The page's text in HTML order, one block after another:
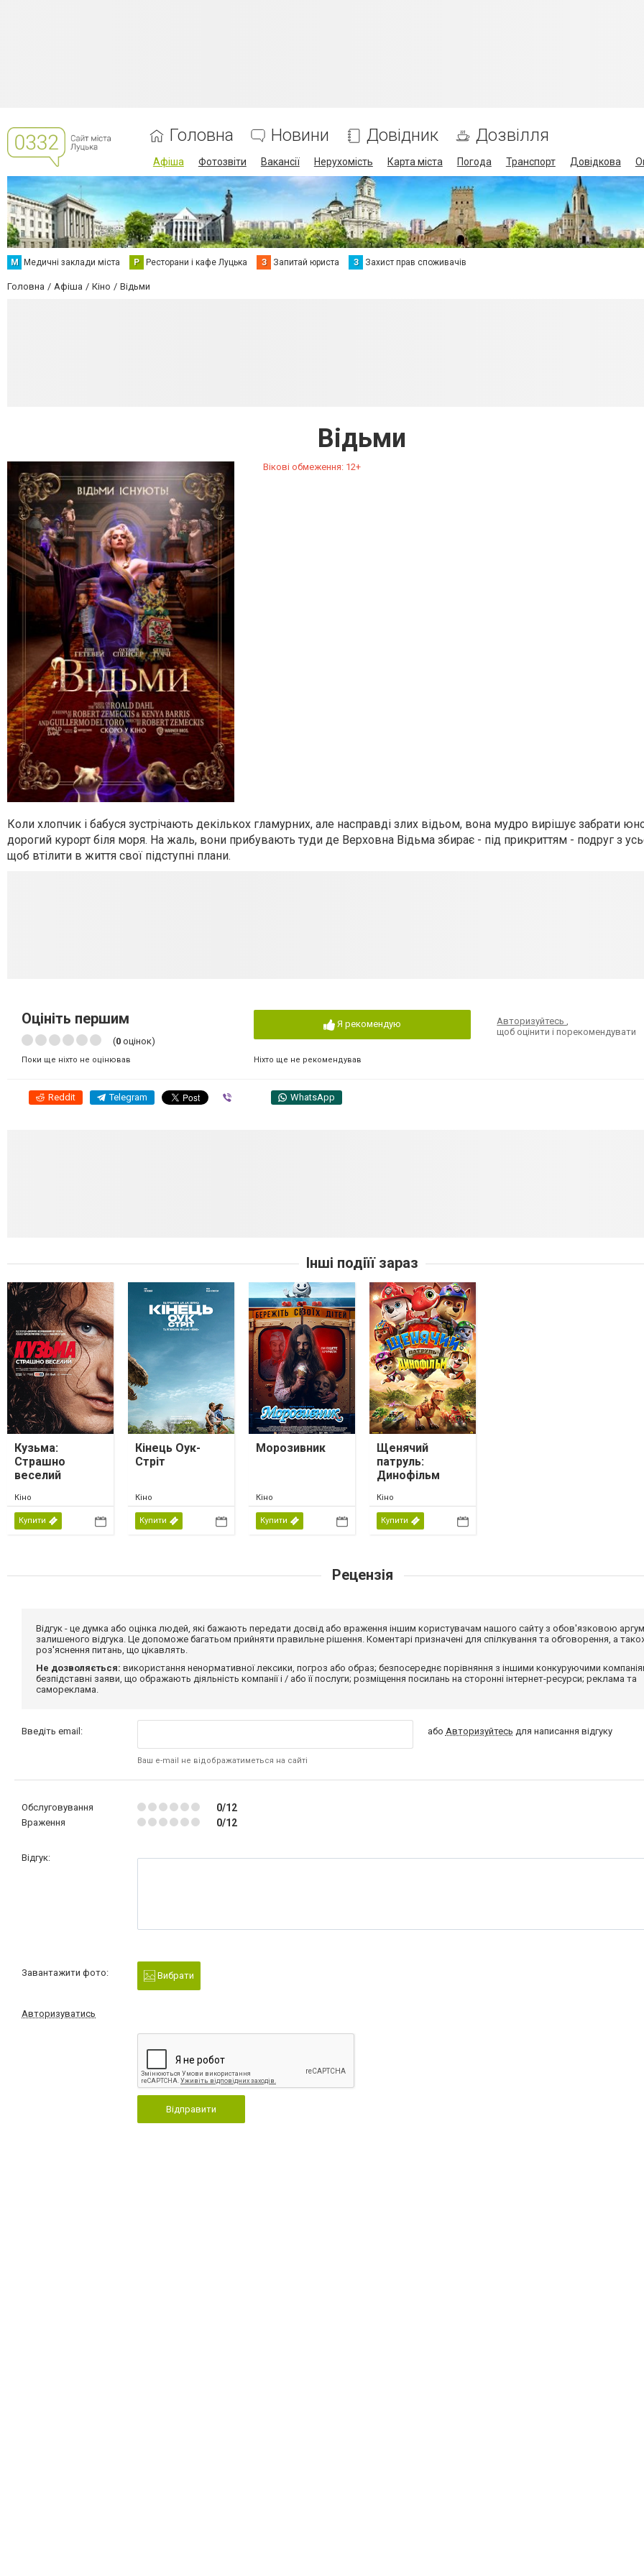
Головна Новини Довідник Дозвілля
Афіша Фотозвіти Вакансії Нерухомість Карта міста Погода Транспорт Довідкова
М Медичні заклади міста Р Ресторани і кафе Луцька З Запитай юриста З Захист прав споживачів
Головна Афіша Кіно Відьми
Відьми
Вікові обмеження: 12+
Коли хлопчик і бабуся зустрічають декількох гламурних, але насправді злих відьом, вона мудро вирішує забрати
дорогий курорт біля моря. На жаль, вони прибувають туди де Верховна Відьма збирає - під прикриттям - подруг з
щоб втілити в життя свої підступні плани.
Оцініть першим
(0 оцінок)
Поки ще ніхто не оцінював
Я рекомендую
Ніхто ще не рекомендував
Авторизуйтесь
щоб оцінити і порекомендувати
Reddit Telegram WhatsApp
Інші подіїї зараз
Кузьма:
Страшно
веселий
Кіно
Купити
Кінець Оук-
Стріт
Кіно
Купити
Морозивник
Кіно
Купити
Щенячий
патруль:
Динофільм
Кіно
Купити
Рецензія
Відгук - це думка або оцінка людей, які бажають передати досвід або враження іншим користувачам нашого сайту з обов'язковою
залишеного відгука. Це допоможе багатьом прийняти правильне рішення. Коментарі призначені для спілкування та обговорення, а
роз'яснення питань, що цікавлять.
Не дозволяється: використання ненормативної лексики, погроз або образ; безпосереднє порівняння з іншими конкуруючими
безпідставні заяви, що ображають діяльність компанії і / або її послуги; розміщення посилань на сторонні інтернет-ресурси; реклама та
самореклама.
Введіть email:
Ваш e-mail не відображатиметься на сайті
або Авторизуйтесь для написання відгуку
Обслуговування 0/12
Враження 0/12
Відгук:
Завантажити фото: Вибрати
Авторизуватись
Відправити